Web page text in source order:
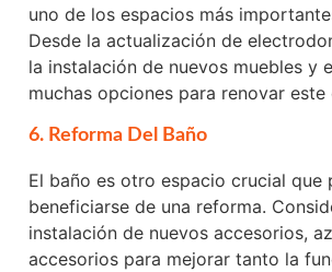
uno de los espacios más
Desde la actualización de
la instalación de nuevos muebles y
muchas opciones para renovar este
6. Reforma Del Baño
El baño es otro espacio crucial que
beneficiarse de una reforma.
instalación de nuevos accesorios,
accesorios para mejorar tanto la